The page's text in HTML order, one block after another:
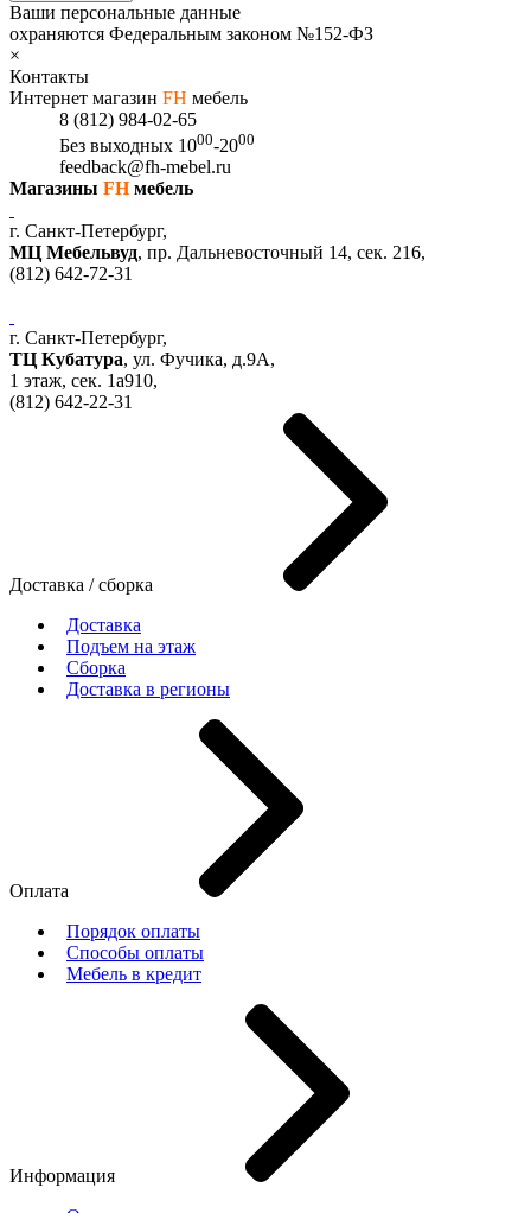
Ваши персональные данные
охраняются Федеральным законом №152-ФЗ
×
Контакты
Интернет магазин FH мебель
8 (812) 984-02-65
Без выходных 1000-2000
feedback@fh-mebel.ru
Магазины FHмебель
г. Санкт-Петербург,
МЦ Мебельвуд, пр. Дальневосточный 14, сек. 216,
(812) 642-72-31
г. Санкт-Петербург,
ТЦ Кубатура, ул. Фучика, д.9А,
1 этаж, сек. 1a910,
(812) 642-22-31
Доставка / сборка
Доставка
Подъем на этаж
Сборка
Доставка в регионы
Оплата
Порядок оплаты
Способы оплаты
Мебель в кредит
Информация